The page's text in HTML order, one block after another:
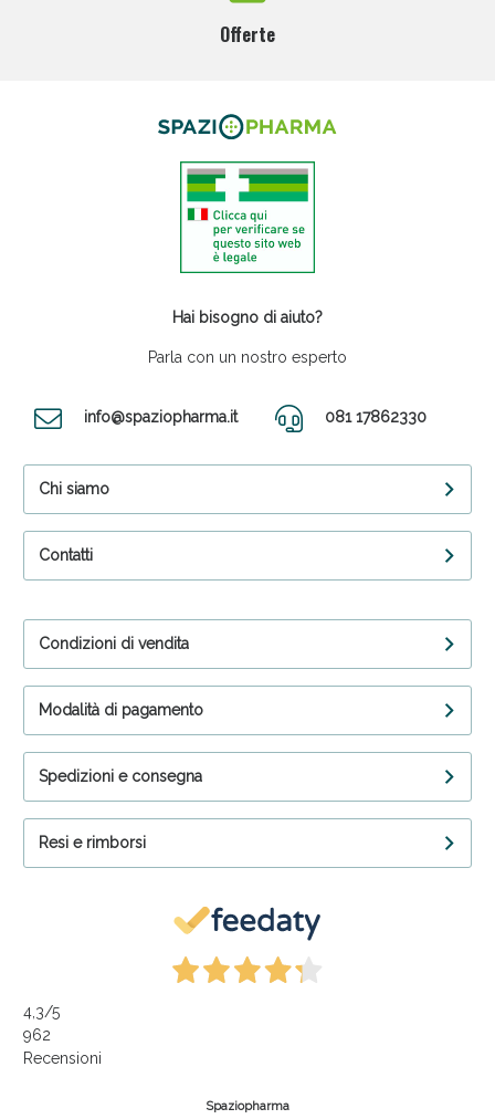
Offerte
Hai bisogno di aiuto?
Parla con un nostro esperto
info@spaziopharma.it 081 17862330
Chi siamo
Contatti
Condizioni di vendita
Modalità di pagamento
Spedizioni e consegna
Resi e rimborsi
4,3/5
962
Recensioni
Spaziopharma